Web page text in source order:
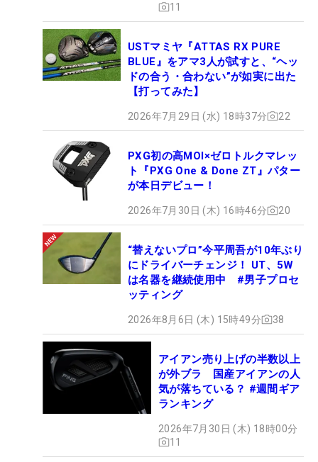
11
USTマミヤ『ATTAS RX PURE
BLUE』をアマ3人が試すと、“ヘッ
ドの合う・合わない”が如実に出た
【打ってみた】
2026年7月29日 (水) 18時37分 22
PXG初の高MOI×ゼロトルクマレッ
ト『PXG One & Done ZT』パター
が本日デビュー！
2026年7月30日 (木) 16時46分 20
“替えないプロ”今平周吾が10年ぶり
にドライバーチェンジ！ UT、5W
は名器を継続使用中 #男子プロセ
ッティング
2026年8月6日 (木) 15時49分 38
アイアン売り上げの半数以上
が外ブラ 国産アイアンの人
気が落ちている？ #週間ギア
ランキング
2026年7月30日 (木) 18時00分
11